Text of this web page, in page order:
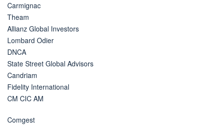
Carmignac
Theam
Allianz Global Investors
Lombard Odier
DNCA
State Street Global Advisors
Candriam
Fidelity International
CM CIC AM
Comgest